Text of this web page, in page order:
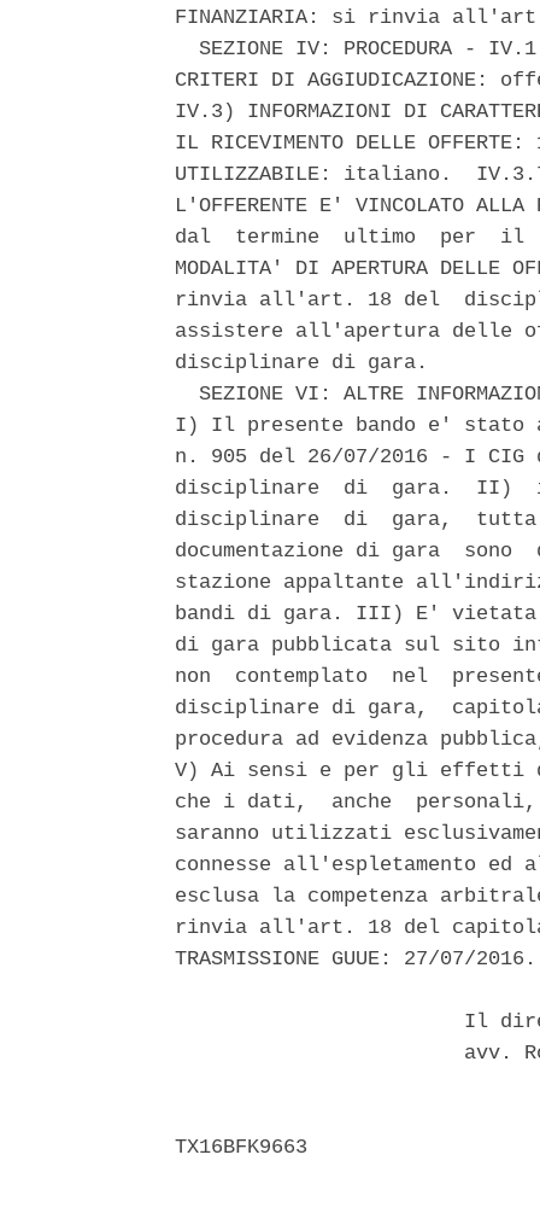
FINANZIARIA: si rinvia
SEZIONE IV: PROCEDURA -
CRITERI DI
IV.3) INFORMAZIONI DI
IL RICEVIMENTO DELLE
UTILIZZABILE: italiano.  IV.3.7)
L'OFFERENTE E' VINCOLATO
dal  termine  ultimo  per  il
MODALITA' DI APERTURA
rinvia all'art. 18 del
assistere all'apertura
disciplinare di gara.
SEZIONE VI: ALTRE
I) Il presente bando e' stato
n. 905 del 26/07/2016 - I
disciplinare  di  gara.  II)
disciplinare  di  gara,
documentazione di gara
stazione appaltante
bandi di gara. III) E' vietata
di gara pubblicata sul sito
non  contemplato  nel
disciplinare di gara,
procedura ad evidenza
V) Ai sensi e per gli effetti
che i dati,  anche
saranno utilizzati
connesse all'espletamento
esclusa la competenza
rinvia all'art. 18 del
TRASMISSIONE GUUE: 27/07/
Il
avv.